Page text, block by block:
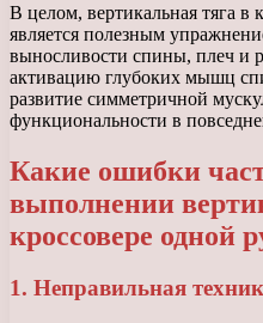
В целом, вертикальная тяга в
является полезным
выносливости спины, плеч и
активацию глубоких мышц
развитие симметричной
функциональности в
Какие ошибки
выполнении
кроссовере одной
1. Неправильная